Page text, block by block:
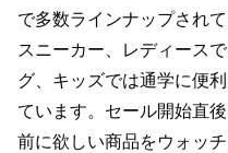
で多数ラインナップされ
スニーカー、レディース
グ、キッズでは通学に便
ています。セール開始直
前に欲しい商品をウォッ